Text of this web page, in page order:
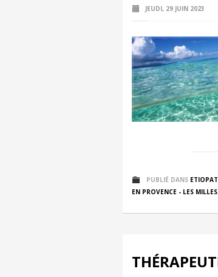
JEUDI, 29 JUIN 2023
PUBLIÉ DANS
EN PROVENCE - LES MILLES,